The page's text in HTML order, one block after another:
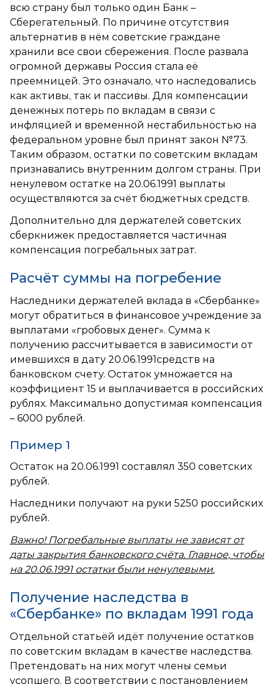
всю страну был только один Банк –
Сберегательный. По причине отсутствия
альтернатив в нём советские граждане
хранили все свои сбережения. После развала
огромной державы Россия стала её
преемницей. Это означало, что наследовались
как активы, так и пассивы. Для компенсации
денежных потерь по вкладам в связи с
инфляцией и временной нестабильностью на
федеральном уровне был принят закон №73.
Таким образом, остатки по советским вкладам
признавались внутренним долгом страны. При
ненулевом остатке на 20.06.1991 выплаты
осуществляются за счёт бюджетных средств.
Дополнительно для держателей советских
сберкнижек предоставляется частичная
компенсация погребальных затрат.
Расчёт суммы на погребение
Наследники держателей вклада в «Сбербанке»
могут обратиться в финансовое учреждение за
выплатами «гробовых денег». Сумма к
получению рассчитывается в зависимости от
имевшихся в дату 20.06.1991средств на
банковском счету. Остаток умножается на
коэффициент 15 и выплачивается в российских
рублях. Максимально допустимая компенсация
– 6000 рублей.
Пример 1
Остаток на 20.06.1991 составлял 350 советских
рублей.
Наследники получают на руки 5250 российских
рублей.
Важно! Погребальные выплаты не зависят от
даты закрытия банковского счёта. Главное, чтобы
на 20.06.1991 остатки были ненулевыми.
Получение наследства в
«Сбербанке» по вкладам 1991 года
Отдельной статьёй идёт получение остатков
по советским вкладам в качестве наследства.
Претендовать на них могут члены семьи
усопшего. В соответствии с постановлением